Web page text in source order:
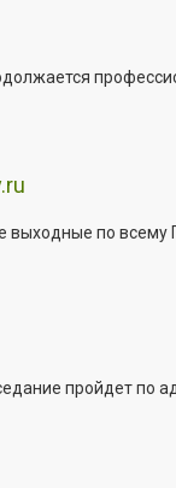
по всему
пройдет по